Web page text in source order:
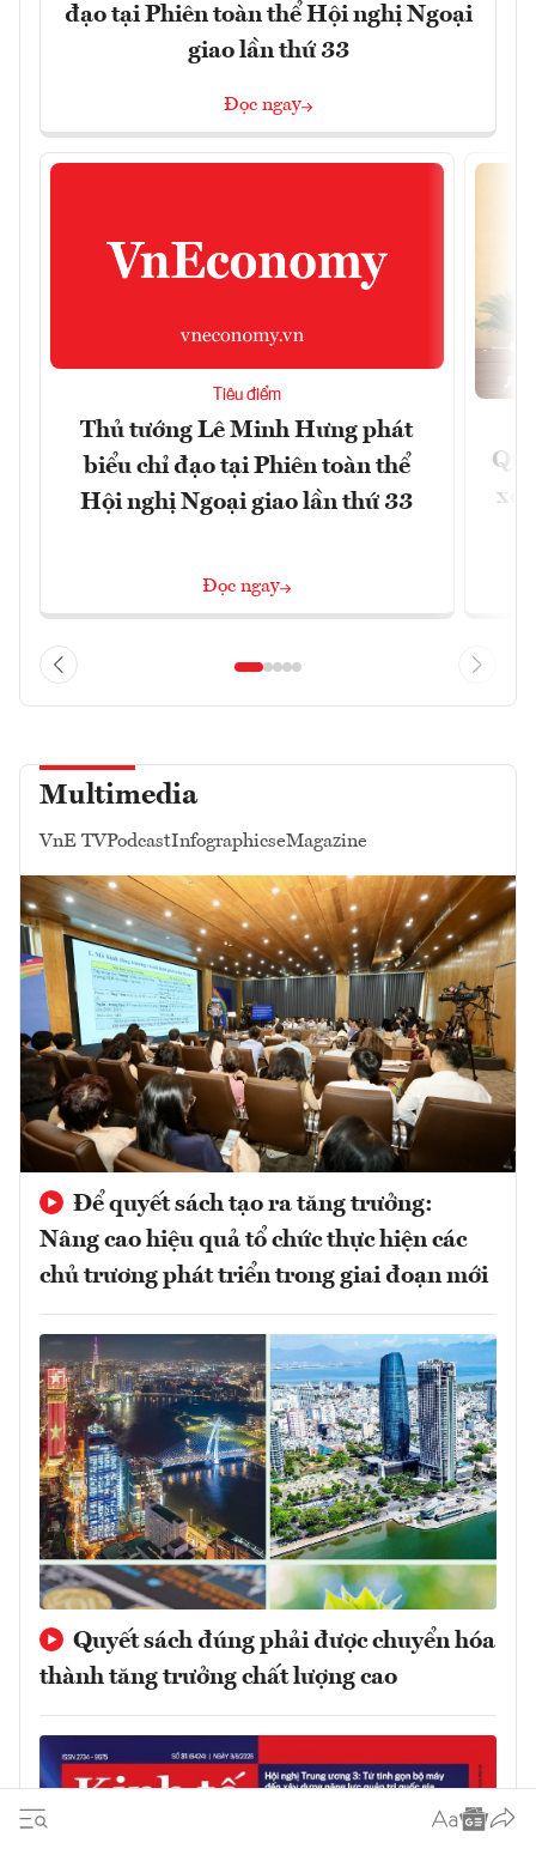
đạo tại Phiên toàn thể Hội nghị Ngoại
giao lần thứ 33
Đọc ngay
Tiêu điểm
Thủ tướng Lê Minh Hưng phát
biểu chỉ đạo tại Phiên toàn thể
Hội nghị Ngoại giao lần thứ 33
Đọc ngay
Multimedia
VnE TVPodcastInfographicseMagazine
Để quyết sách tạo ra tăng trưởng:
Nâng cao hiệu quả tổ chức thực hiện các
chủ trương phát triển trong giai đoạn mới
Quyết sách đúng phải được chuyển hóa
thành tăng trưởng chất lượng cao